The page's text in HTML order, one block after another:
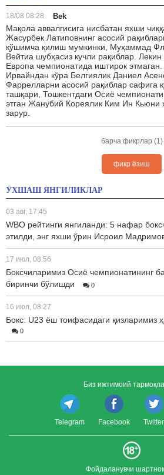
18/08 08:28 Bek
Мақола аввалгисига нисбатан яхши
Жасурбек Латиповнинг асосий
қўшимча қилиш мумкинки, Муҳаммад
Вейтиа шубҳасиз кучли рақиблар.
Европа чемпионатида иштирок
Ирвайндан кўра Белгиялик Даниел
Фаррелларни асосий рақиблар сафига
ташқари, Тошкентдаги Осиё
этган Жанубий Кореялик Ким Ин Кьюни
зарур.
барча фикрлар (1)
фикр ёзиш
ЎХШАШ ЯНГИЛИКЛАР
03 авг, 17:45
WBO рейтинги янгиланди: 5 нафар
этилди, энг яхши ўрин Исроил
17 июл, 08:56
Боксчиларимиз Осиё чемпионатининг
биринчи бўлишди
0
16 июл, 08:27
Бокс: U23 ёш тоифасидаги қизларимиз
0
Биз ижтимоий
Telegram Facebook Twitter
Фойдаланувчи